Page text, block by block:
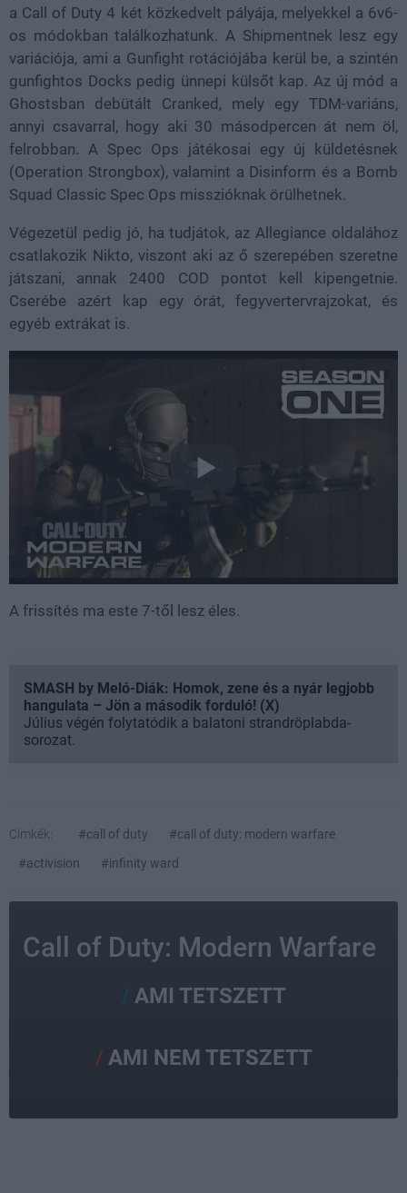
a Call of Duty 4 két közkedvelt pályája, melyekkel a 6v6-
os módokban találkozhatunk. A Shipmentnek lesz egy
variációja, ami a Gunfight rotációjába kerül be, a szintén
gunfightos Docks pedig ünnepi külsőt kap. Az új mód a
Ghostsban debütált Cranked, mely egy TDM-variáns,
annyi csavarral, hogy aki 30 másodpercen át nem öl,
felrobban. A Spec Ops játékosai egy új küldetésnek
(Operation Strongbox), valamint a Disinform és a Bomb
Squad Classic Spec Ops misszióknak örülhetnek.
Végezetül pedig jó, ha tudjátok, az Allegiance oldalához
csatlakozik Nikto, viszont aki az ő szerepében szeretne
játszani, annak 2400 COD pontot kell kipengetnie.
Cserébe azért kap egy órát, fegyvertervrajzokat, és
egyéb extrákat is.
A frissítés ma este 7-től lesz éles.
SMASH by Meló-Diák: Homok, zene és a nyár legjobb
hangulata – Jön a második forduló! (X)
Július végén folytatódik a balatoni strandröplabda-
sorozat.
Címkék: #call of duty
#call of duty: modern warfare
#activision
#infinity ward
Call of Duty: Modern Warfare
AMI TETSZETT
AMI NEM TETSZETT